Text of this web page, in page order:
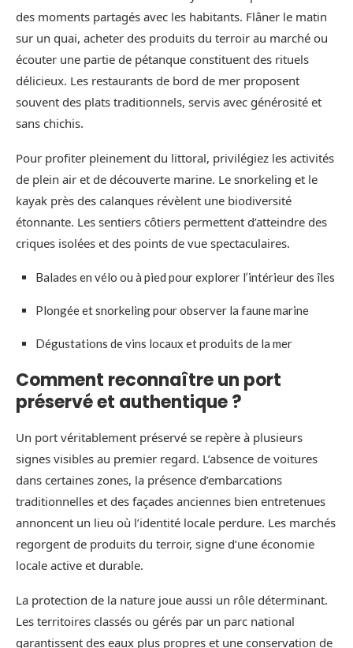
des moments partagés avec les habitants. Flâner le matin
sur un quai, acheter des produits du terroir au marché ou
écouter une partie de pétanque constituent des rituels
délicieux. Les restaurants de bord de mer proposent
souvent des plats traditionnels, servis avec générosité et
sans chichis.
Pour profiter pleinement du littoral, privilégiez les activités
de plein air et de découverte marine. Le snorkeling et le
kayak près des calanques révèlent une biodiversité
étonnante. Les sentiers côtiers permettent d’atteindre des
criques isolées et des points de vue spectaculaires.
Balades en vélo ou à pied pour explorer l’intérieur des îles
Plongée et snorkeling pour observer la faune marine
Dégustations de vins locaux et produits de la mer
Comment reconnaître un port
préservé et authentique ?
Un port véritablement préservé se repère à plusieurs
signes visibles au premier regard. L’absence de voitures
dans certaines zones, la présence d’embarcations
traditionnelles et des façades anciennes bien entretenues
annoncent un lieu où l’identité locale perdure. Les marchés
regorgent de produits du terroir, signe d’une économie
locale active et durable.
La protection de la nature joue aussi un rôle déterminant.
Les territoires classés ou gérés par un parc national
garantissent des eaux plus propres et une conservation de